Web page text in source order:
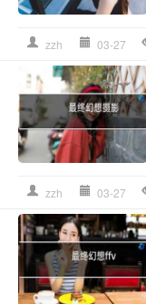
zzh 03-27
zzh 03-27